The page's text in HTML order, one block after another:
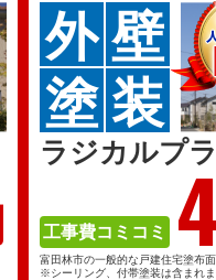
外 壁
塗 装
ラジカルプ
工事費コミコミ
富田林市の一般的な戸建住宅塗布
※シーリング、付帯塗装は含まれま